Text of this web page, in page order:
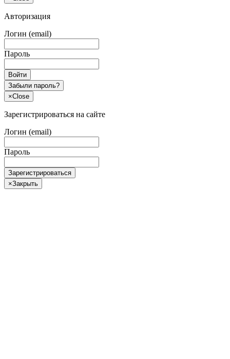
Авторизация
Логин (email)
Пароль
Войти
Забыли пароль?
×Close
Зарегистрироваться на сайте
Логин (email)
Пароль
Зарегистрироваться
×Закрыть